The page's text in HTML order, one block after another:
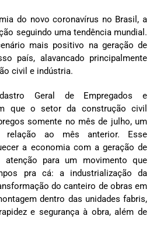
do novo coronavírus no Brasil, a
seguindo uma tendência mundial.
mais positivo na geração de
país, alavancado principalmente
civil e indústria.
Geral de Empregados e
que o setor da construção civil
somente no mês de julho, um
relação ao mês anterior. Esse
a economia com a geração de
atenção para um movimento que
pra cá: a industrialização da
do canteiro de obras em
dentro das unidades fabris,
e segurança à obra, além de